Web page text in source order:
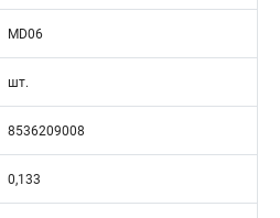
MD06
шт.
8536209008
0,133